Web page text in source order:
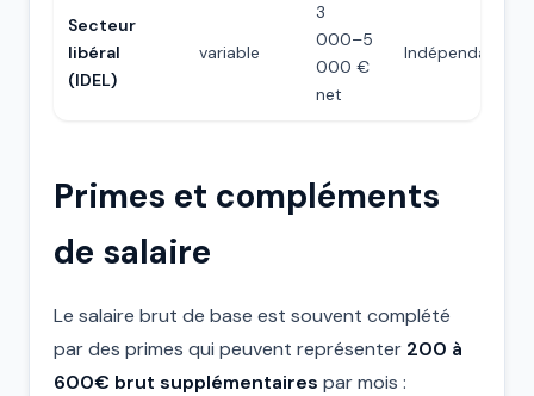
Secteur
libéral
(IDEL)
variable
3
000–5
000 €
net
Indépendant
Primes et compléments
de salaire
Le salaire brut de base est souvent complété
par des primes qui peuvent représenter 200 à
600€ brut supplémentaires par mois :